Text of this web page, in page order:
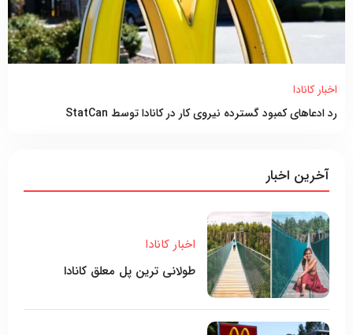
اخبار کانادا
رد ادعاهای کمبود گسترده نیروی کار در کانادا توسط StatCan
آخرین اخبار
اخبار کانادا
طولانی ترین پل معلق کانادا